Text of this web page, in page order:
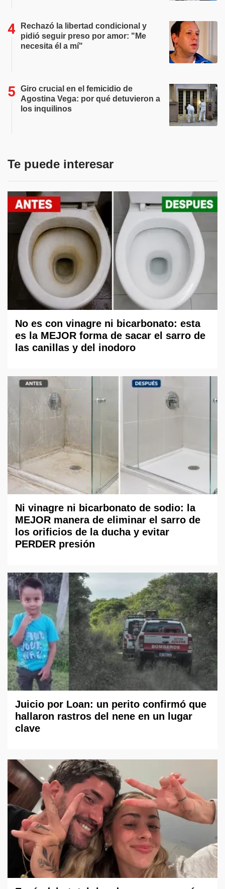
Rechazó la libertad condicional y
pidió seguir preso por amor: "Me
necesita él a mí"
Giro crucial en el femicidio de
Agostina Vega: por qué detuvieron a
los inquilinos
Te puede interesar
No es con vinagre ni bicarbonato: esta
es la MEJOR forma de sacar el sarro de
las canillas y del inodoro
Ni vinagre ni bicarbonato de sodio: la
MEJOR manera de eliminar el sarro de
los orificios de la ducha y evitar
PERDER presión
Juicio por Loan: un perito confirmó que
hallaron rastros del nene en un lugar
clave